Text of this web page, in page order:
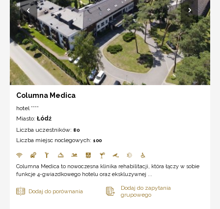
Columna Medica
hotel ****
Miasto: Łódź
Liczba uczestników: 80
Liczba miejsc noclegowych: 100
Columna Medica to nowoczesna klinika rehabilitacji, która łączy w sobie
funkcje 4-gwiazdkowego hotelu oraz ekskluzywnej ...